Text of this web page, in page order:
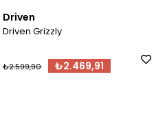
Driven
Driven Grizzly
₺2.469,91
₺2.599,90